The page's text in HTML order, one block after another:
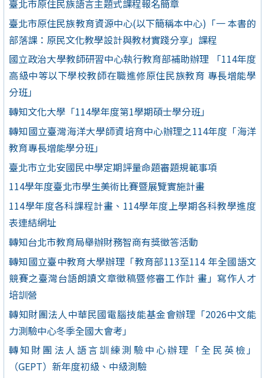
臺北市原住民族語言主題式課程報名簡章
臺北市原住民族教育資源中心(以下簡稱本中心)「一 本書的
部落課：原民文化教學設計與教材實踐分享」課程
國立政治大學教師研習中心執行教育部補助辦理 「114年度
高級中等以下學校教師在職進修原住民族教育 專長增能學
分班」
轉知文化大學「114學年度第1學期碩士學分班」
轉知國立臺灣海洋大學師資培育中心辦理之114年度「海洋
教育專長增能學分班」
臺北市立北安國民中學定期評量命題審題規範事項
114學年度臺北市學生美術比賽暨展覽實施計畫
114學年度各科課程計畫、114學年度上學期各科教學進度
表連結網址
轉知台北市教育局舉辦財務智商有獎徵答活動
轉知國立臺中教育大學辦理「教育部113至114 年全國語文
競賽之臺灣台語朗讀文章徵稿暨修審工作計 畫」寫作人才
培訓營
轉知財團法人中華民國電腦技能基金會辦理「2026中文能
力測驗中心冬季全國大會考」
轉知財團法人語言訓練測驗中心辦理「全民英檢」
（GEPT）新年度初級、中級測驗